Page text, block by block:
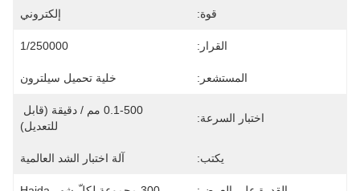
قوة: إلكتروني
القرار: 1/250000
المستشعر: خلية تحميل سيلترون
اختبار السرعة:
للتعديل)
يكتب: آلة اختبار الشد العالمية